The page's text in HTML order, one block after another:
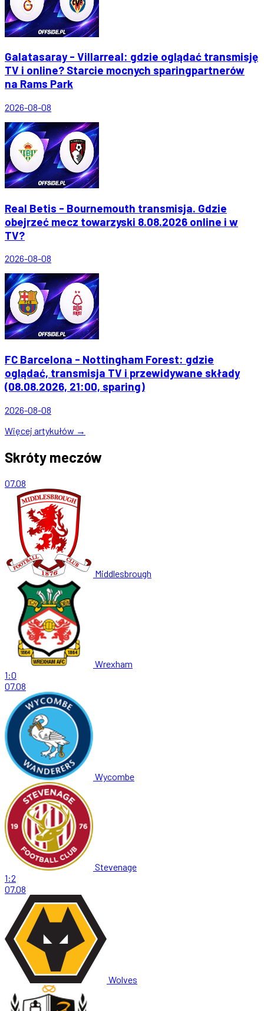
Galatasaray - Villarreal: gdzie oglądać transmisję
TV i online? Starcie mocnych sparingpartnerów
na Rams Park
2026-08-08
Real Betis - Bournemouth transmisja. Gdzie
obejrzeć mecz towarzyski 8.08.2026 online i w
TV?
2026-08-08
FC Barcelona - Nottingham Forest: gdzie
oglądać, transmisja TV i przewidywane składy
(08.08.2026, 21:00, sparing)
2026-08-08
Więcej artykułów →
Skróty meczów
07.08
Middlesbrough
Wrexham
1:0
07.08
Wycombe
Stevenage
1:2
07.08
Wolves